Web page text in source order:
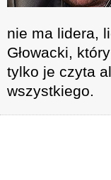
nie ma lidera,
Głowacki,
tylko je czyta
wszystkiego.